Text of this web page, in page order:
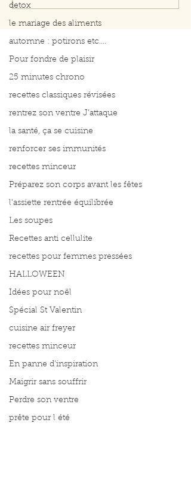
detox
le mariage des aliments
automne : potirons etc....
Pour fondre de plaisir
25 minutes chrono
recettes classiques révisées
rentrez son ventre J'attaque
la santé, ça se cuisine
renforcer ses immunités
recettes minceur
Préparez son corps avant les fêtes
l'assiette rentrée équilibrée
Les soupes
Recettes anti cellulite
recettes pour femmes pressées
HALLOWEEN
Idées pour noël
Spécial St Valentin
cuisine air freyer
recettes minceur
En panne d'inspiration
Maigrir sans souffrir
Perdre son ventre
prête pour l été
pomme et crevettes